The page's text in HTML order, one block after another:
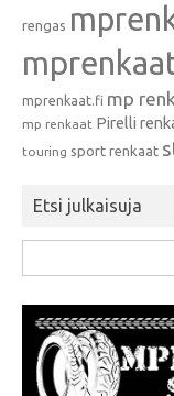
rengas
mprenkaat.fi mp
mp renkaat Pirelli
touring sport renkaat
Etsi julkaisuja